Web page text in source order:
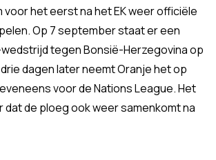
voor het eerst na het EK weer officiële
Op 7 september staat er een
tegen Bonsië-Herzegovina op
dagen later neemt Oranje het op
voor de Nations League. Het
dat de ploeg ook weer samenkomt na